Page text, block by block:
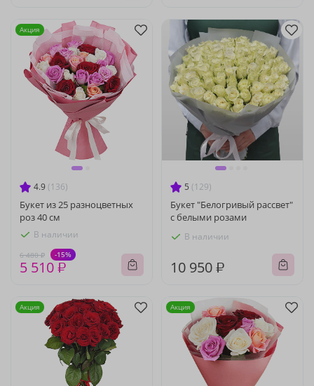
4.9 (136)
Букет из 25 разноцветных
роз 40 см
В наличии
6 480 ₽ -15%
5 510 ₽
Акция
5 (129)
Букет "Белогривый рассвет"
с белыми розами
В наличии
10 950 ₽
Акция Акция